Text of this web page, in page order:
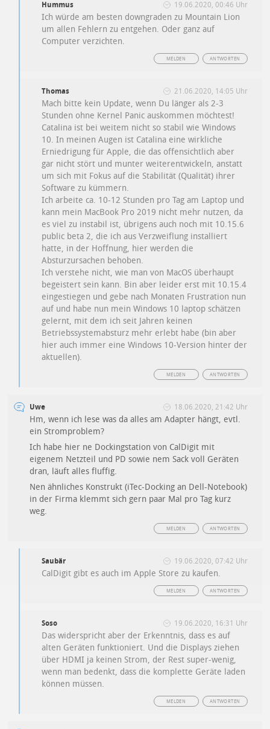
Hummus 19.06.2020, 00:46 Uhr
Ich würde am besten downgraden zu Mountain Lion
um allen Fehlern zu entgehen. Oder ganz auf
Computer verzichten.
ANTWORTEN
MELDEN
Thomas 21.06.2020, 14:05 Uhr
Mach bitte kein Update, wenn Du länger als 2-3
Stunden ohne Kernel Panic auskommen möchtest!
Catalina ist bei weitem nicht so stabil wie Windows
10. In meinen Augen ist Catalina eine wirkliche
Erniedrigung für Apple, die das offensichtlich aber
gar nicht stört und munter weiterentwickeln, anstatt
um sich mit Fokus auf die Stabilität (Qualität) ihrer
Software zu kümmern.
Ich arbeite ca. 10-12 Stunden pro Tag am Laptop und
kann mein MacBook Pro 2019 nicht mehr nutzen, da
es viel zu instabil ist, übrigens auch noch mit 10.15.6
public beta 2, die ich aus Verzweiflung installiert
hatte, in der Hoffnung, hier werden die
Absturzursachen behoben.
Ich verstehe nicht, wie man von MacOS überhaupt
begeistert sein kann. Bin aber leider erst mit 10.15.4
eingestiegen und gebe nach Monaten Frustration nun
auf und habe nun mein Windows 10 laptop schätzen
gelernt, mit dem ich seit Jahren keinen
Betriebssystemabsturz mehr erlebt habe (bin aber
hier auch immer eine Windows 10-Version hinter der
aktuellen).
ANTWORTEN
MELDEN
Uwe 18.06.2020, 21:42 Uhr
Hm, wenn ich lese was da alles am Adapter hängt, evtl.
ein Stromproblem?
Ich habe hier ne Dockingstation von CalDigit mit
eigenem Netzteil und PD sowie nem Sack voll Geräten
dran, läuft alles fluffig.
Nen ähnliches Konstrukt (iTec-Docking an Dell-Notebook)
in der Firma klemmt sich gern paar Mal pro Tag kurz
weg.
ANTWORTEN
MELDEN
Saubär 19.06.2020, 07:42 Uhr
CalDigit gibt es auch im Apple Store zu kaufen.
ANTWORTEN
MELDEN
Soso 19.06.2020, 16:31 Uhr
Das widerspricht aber der Erkenntnis, dass es auf
alten Geräten funktioniert. Und die Displays ziehen
über HDMI ja keinen Strom, der Rest super-wenig,
wenn man bedenkt, dass die komplette Geräte laden
können müssen.
ANTWORTEN
MELDEN